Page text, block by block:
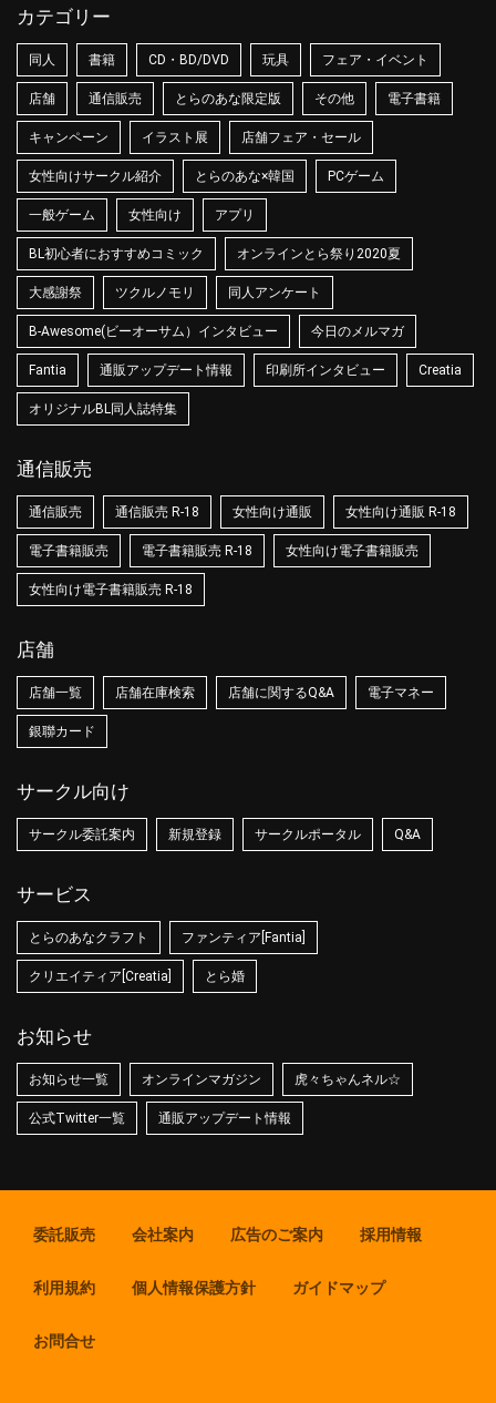
カテゴリー
同人 書籍 CD・BD/DVD 玩具 フェア・イベント
店舗 通信販売 とらのあな限定版 その他 電子書籍
キャンペーン イラスト展 店舗フェア・セール
女性向けサークル紹介 とらのあな×韓国 PCゲーム
一般ゲーム 女性向け アプリ
BL初心者におすすめコミック オンラインとら祭り2020夏
大感謝祭 ツクルノモリ 同人アンケート
B-Awesome(ビーオーサム）インタビュー 今日のメルマガ
Fantia 通販アップデート情報 印刷所インタビュー Creatia
オリジナルBL同人誌特集
通信販売
通信販売 通信販売 R-18 女性向け通販 女性向け通販 R-18
電子書籍販売 電子書籍販売 R-18 女性向け電子書籍販売
女性向け電子書籍販売 R-18
店舗
店舗一覧 店舗在庫検索 店舗に関するQ&A 電子マネー
銀聯カード
サークル向け
サークル委託案内 新規登録 サークルポータル Q&A
サービス
とらのあなクラフト ファンティア[Fantia]
クリエイティア[Creatia] とら婚
お知らせ
お知らせ一覧 オンラインマガジン 虎々ちゃんネル☆
公式Twitter一覧 通販アップデート情報
委託販売 会社案内 広告のご案内 採用情報
利用規約 個人情報保護方針 ガイドマップ
お問合せ